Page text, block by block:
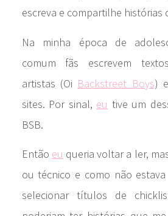
escreva e compartilhe histórias
Na minha época de
comum fãs escrevem
artistas (Oi Backstreet Boys)
sites. Por sinal, eu tive um
BSB.
Então eu queria voltar a ler,
ou técnico e como não
selecionar títulos de